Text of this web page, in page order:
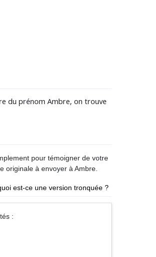
du prénom Ambre, on trouve
pour témoigner de votre
originale à envoyer à Ambre.
est-ce une version tronquée ?
qualités :